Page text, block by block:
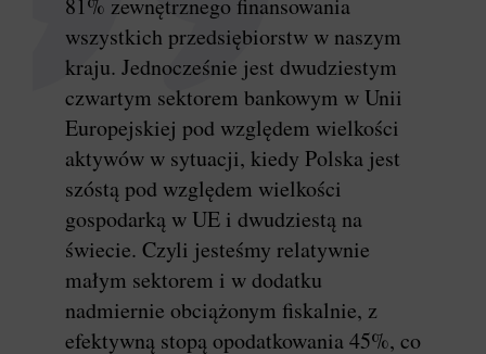
81% zewnętrznego finansowania
wszystkich przedsiębiorstw w naszym
kraju. Jednocześnie jest dwudziestym
czwartym sektorem bankowym w Unii
Europejskiej pod względem wielkości
aktywów w sytuacji, kiedy Polska jest
szóstą pod względem wielkości
gospodarką w UE i dwudziestą na
świecie. Czyli jesteśmy relatywnie
małym sektorem i w dodatku
nadmiernie obciążonym fiskalnie, z
efektywną stopą opodatkowania 45%, co